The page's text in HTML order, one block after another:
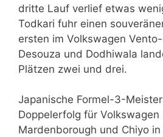
dritte Lauf verlief etwas
Todkari fuhr einen
ersten im Volkswagen
Desouza und Dodhiwala
Plätzen zwei und drei.
Japanische Formel-3-
Doppelerfolg für Volkswagen
Mardenborough und Chiyo in